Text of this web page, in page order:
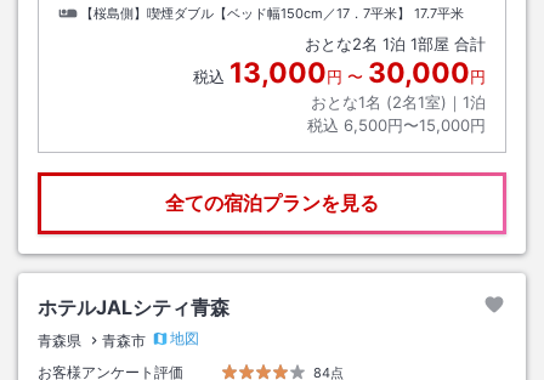
【桜島側】喫煙ダブル【ベッド幅150cm／17．7平米】
17.7平米
おとな2名 1泊 1部屋 合計
税込 13,000円 〜 30,000円
おとな1名 (2名1室)｜ 1泊
税込 6,500円〜15,000円
全ての宿泊プランを見る
ホテルJALシティ青森
青森県 青森市
地図
お客様アンケート評価
84点